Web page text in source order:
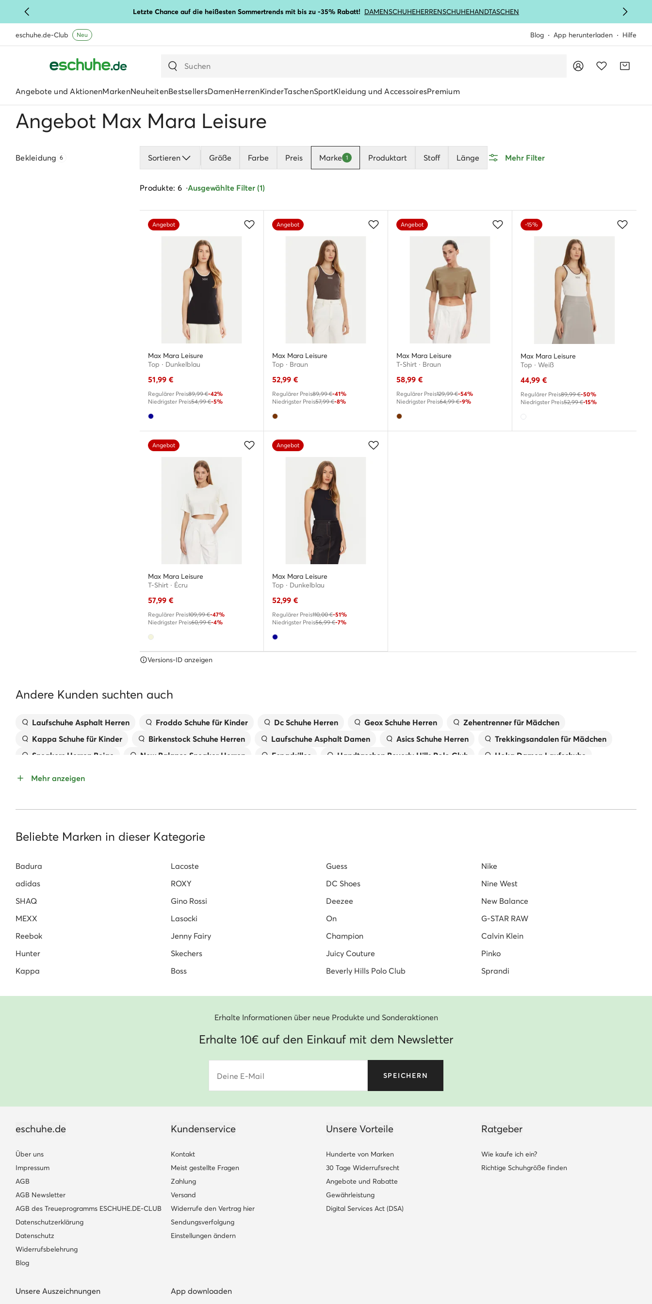
Letzte Chance auf die heißesten Sommertrends mit bis zu -35% Rabatt! DAMENSCHUHEHERRENSCHUHEHANDTASCHEN
eschuhe.de-Club Neu Blog App herunterladen Hilfe
Angebote und AktionenMarkenNeuheitenBestsellersDamenHerrenKinderTaschenSportKleidung und AccessoiresPremium
Angebot Max Mara Leisure
Bekleidung 6 Sortieren Größe Farbe Preis Marke 1 Produktart Stoff Länge Mehr Filter
Produkte: 6 Ausgewählte Filter (1)
Angebot
Max Mara Leisure
Top · Dunkelblau
51,99 €
Regulärer Preis89,99 €-42%
Niedrigster Preis54,99 €-5%
Angebot
Max Mara Leisure
Top · Braun
52,99 €
Regulärer Preis89,99 €-41%
Niedrigster Preis57,99 €-8%
Angebot
Max Mara Leisure
T-Shirt · Braun
58,99 €
Regulärer Preis129,99 €-54%
Niedrigster Preis64,99 €-9%
-15%
Max Mara Leisure
Top · Weiß
44,99 €
Regulärer Preis89,99 €-50%
Niedrigster Preis52,99 €-15%
Angebot
Max Mara Leisure
T-Shirt · Écru
57,99 €
Regulärer Preis109,99 €-47%
Niedrigster Preis60,99 €-4%
Angebot
Max Mara Leisure
Top · Dunkelblau
52,99 €
Regulärer Preis110,00 €-51%
Niedrigster Preis56,99 €-7%
Versions-ID anzeigen
Andere Kunden suchten auch
Laufschuhe Asphalt Herren Froddo Schuhe für Kinder Dc Schuhe Herren Geox Schuhe Herren
Zehentrenner für Mädchen
Kappa Schuhe für Kinder
Birkenstock Schuhe Herren Laufschuhe Asphalt Damen Asics Schuhe Herren
Trekkingsandalen für Mädchen
Sneakers Herren Beige
New Balance Sneaker Herren Espadrilles Handtaschen Beverly Hills Polo Club
Hoka Damen Laufschuhe
Mehr anzeigen
Beliebte Marken in dieser Kategorie
Badura Lacoste Guess
Nike
adidas
ROXY DC Shoes
Nine West
SHAQ
Gino Rossi Deezee
New Balance
MEXX
Lasocki On
G-STAR RAW
Reebok
Jenny Fairy Champion
Calvin Klein
Hunter
Skechers Juicy Couture
Pinko
Kappa
Boss Beverly Hills Polo Club Sprandi
Erhalte Informationen über neue Produkte und Sonderaktionen
Erhalte 10€ auf den Einkauf mit dem Newsletter
Deine E-Mail SPEICHERN
eschuhe.de
Über uns
Impressum
AGB
AGB Newsletter
AGB des Treueprogramms ESCHUHE.DE-CLUB
Datenschutzerklärung
Datenschutz
Widerrufsbelehrung
Blog
Kundenservice
Kontakt
Meist gestellte Fragen
Zahlung
Versand
Widerrufe den Vertrag hier
Sendungsverfolgung
Einstellungen ändern
Unsere Vorteile
Hunderte von Marken
30 Tage Widerrufsrecht
Angebote und Rabatte
Gewährleistung
Digital Services Act (DSA)
Ratgeber
Wie kaufe ich ein?
Richtige Schuhgröße finden
Unsere Auszeichnungen App downloaden